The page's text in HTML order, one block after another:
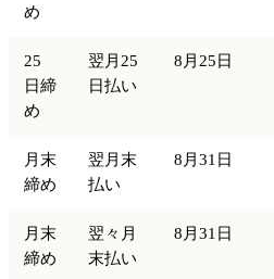
め
25
日締
め
翌月25
日払い
8月25日
月末
締め
翌月末
払い
8月31日
月末
締め
翌々月
末払い
8月31日